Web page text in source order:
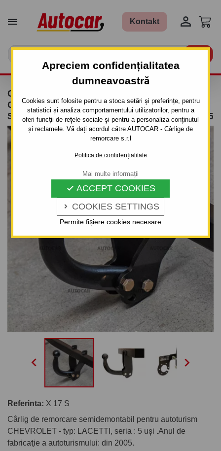
Apreciem confidențialitatea
dumneavoastră
Cookies sunt folosite pentru a stoca setări și preferințe, pentru
statistici și analiza comportamentului utilizatorilor, pentru a
oferi funcții de rețele sociale și pentru a personaliza conținutul
și reclamele. Vă dați acordul către AUTOCAR - Cârlige de
remorcare s.r.l
Politica de confidențialitate
 COOKIES SETTINGS
 ACCEPT COOKIES
Permite fișiere cookies necesare
Mai multe informații
 Kontakt 
CÂRLIG DE REMORCARE PENTRU
CHEVROLET LACETTI - 5UŞI. - SISTEM
SEMIDEMONTABIL -CU ŞURUBURI - DIN 2005
 
Referinta: X 17 S
Cârlig de remorcare semidemontabil pentru autoturism
CHEVROLET - typ: LACETTI, seria : 5 uşi .Anul de
fabricaţie a autoturismului: din 2005.